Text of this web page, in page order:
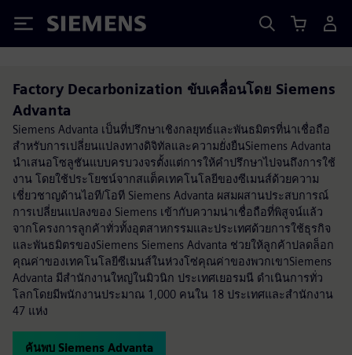
Siemens
Factory Decarbonization ขับเคลื่อนโดย Siemens
Advanta
Siemens Advanta เป็นที่ปรึกษาเชิงกลยุทธ์และพันธมิตรที่น่าเชื่อถือ
สำหรับการเปลี่ยนแปลงทางดิจิทัลและความยั่งยืนSiemens Advanta
นำเสนอโซลูชันแบบครบวงจรตั้งแต่การให้คำปรึกษาไปจนถึงการใช้
งาน โดยใช้ประโยชน์จากสแต็คเทคโนโลยีของซีเมนส์ด้วยความ
เชี่ยวชาญด้านไอที/โอที Siemens Advanta ผสมผสานประสบการณ์
การเปลี่ยนแปลงของ Siemens เข้ากับความน่าเชื่อถือที่พิสูจน์แล้ว
จากโครงการลูกค้าทั่วทั้งอุตสาหกรรมและประเทศด้วยการใช้ธุรกิจ
และพันธมิตรของSiemens Siemens Advanta ช่วยให้ลูกค้าปลดล็อก
คุณค่าของเทคโนโลยีซีเมนส์ในห่วงโซ่คุณค่าของพวกเขาSiemens
Advanta มีสำนักงานใหญ่ในมิวนิก ประเทศเยอรมนี ดำเนินการทั่ว
โลกโดยมีพนักงานประมาณ 1,000 คนใน 18 ประเทศและสำนักงาน
47 แห่ง
ค้นพบ Siemens Advanta